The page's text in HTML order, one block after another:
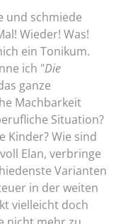
und schmiede
Wieder! Was!
ein Tonikum.
ich "Die
ganze
Machbarkeit
Situation?
Kinder? Wie sind
Elan, verbringe
Varianten
in der weiten
vielleicht doch